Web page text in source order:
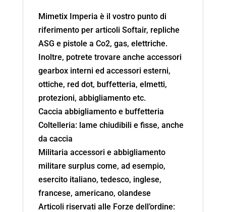
Mimetix Imperia è il vostro punto di
riferimento per articoli Softair, repliche
ASG e pistole a Co2, gas, elettriche.
Inoltre, potrete trovare anche accessori
gearbox interni ed accessori esterni,
ottiche, red dot, buffetteria, elmetti,
protezioni, abbigliamento etc.
Caccia abbigliamento e buffetteria
Coltelleria: lame chiudibili e fisse, anche
da caccia
Militaria accessori e abbigliamento
militare surplus come, ad esempio,
esercito italiano, tedesco, inglese,
francese, americano, olandese
Articoli riservati alle Forze dell’ordine: